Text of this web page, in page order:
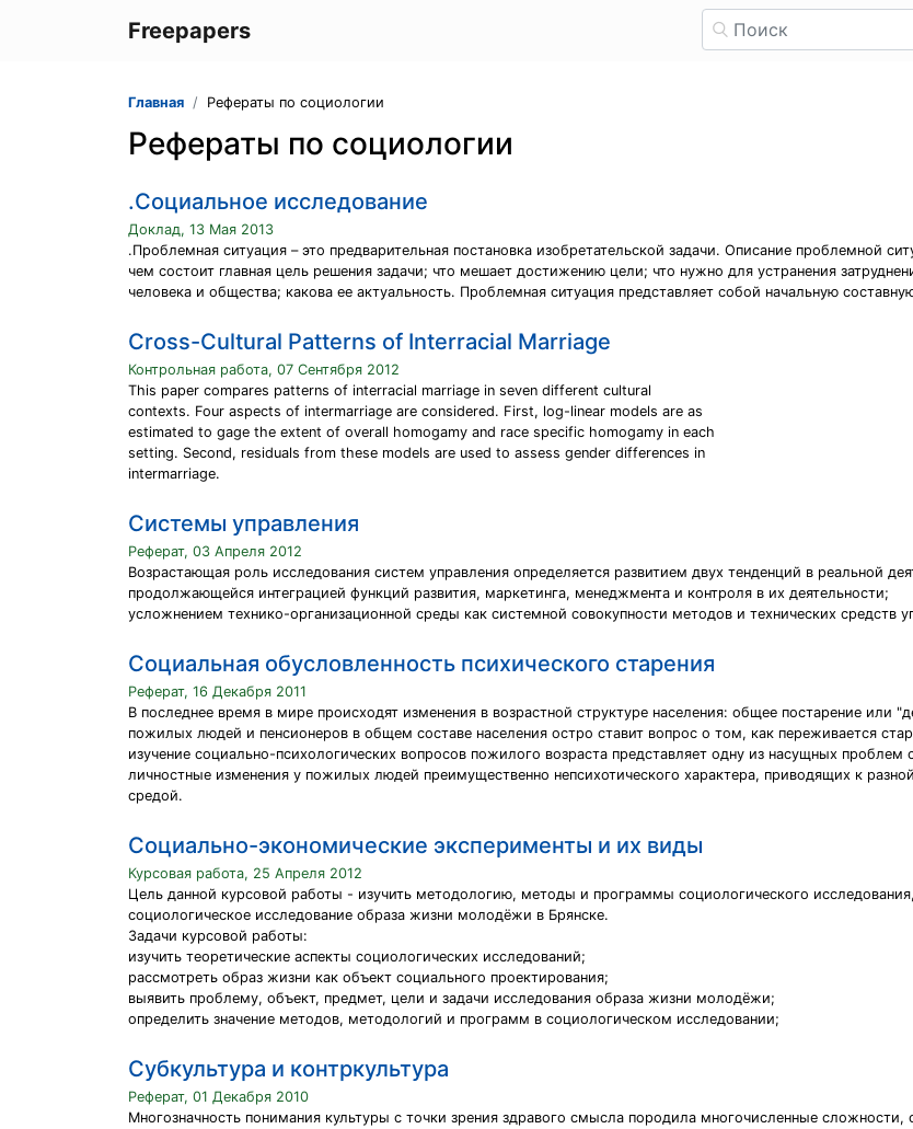
Freepapers
Главная Рефераты по социологии
Рефераты по социологии
.Социальное исследование
Доклад, 13 Мая 2013
.Проблемная ситуация – это предварительная постановка изобретательской задачи. Описание проблемной
чем состоит главная цель решения задачи; что мешает достижению цели; что нужно для устранения
человека и общества; какова ее актуальность. Проблемная ситуация представляет собой начальную
Cross-Cultural Patterns of Interracial Marriage
Контрольная работа, 07 Сентября 2012
This paper compares patterns of interracial marriage in seven different cultural
contexts. Four aspects of intermarriage are considered. First, log-linear models are as
estimated to gage the extent of overall homogamy and race specific homogamy in each
setting. Second, residuals from these models are used to assess gender differences in
intermarriage.
Cистемы управления
Реферат, 03 Апреля 2012
Возрастающая роль исследования систем управления определяется развитием двух тенденций в реальной
продолжающейся интеграцией функций развития, маркетинга, менеджмента и контроля в их деятельности;
усложнением технико-организационной среды как системной совокупности методов и технических средств
Cоциальная обусловленность психического старения
Реферат, 16 Декабря 2011
В последнее время в мире происходят изменения в возрастной структуре населения: общее постарение или
пожилых людей и пенсионеров в общем составе населения остро ставит вопрос о том, как переживается
изучение социально-психологических вопросов пожилого возраста представляет одну из насущных
личностные изменения у пожилых людей преимущественно непсихотического характера, приводящих к
средой.
Cоциально-экономические эксперименты и их виды
Курсовая работа, 25 Апреля 2012
Цель данной курсовой работы - изучить методологию, методы и программы социологического
социологическое исследование образа жизни молодёжи в Брянске.
Задачи курсовой работы:
изучить теоретические аспекты социологических исследований;
рассмотреть образ жизни как объект социального проектирования;
выявить проблему, объект, предмет, цели и задачи исследования образа жизни молодёжи;
определить значение методов, методологий и программ в социологическом исследовании;
Cубкультура и контркультура
Реферат, 01 Декабря 2010
Многозначность понимания культуры с точки зрения здравого смысла породила многочисленные